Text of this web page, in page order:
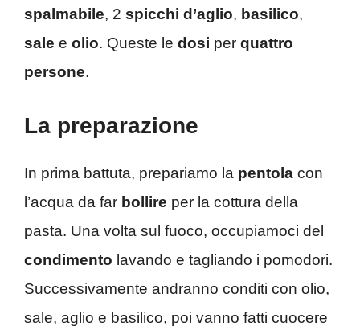
spalmabile, 2 spicchi d’aglio, basilico,
sale e olio. Queste le dosi per quattro
persone.
La preparazione
In prima battuta, prepariamo la pentola con
l’acqua da far bollire per la cottura della
pasta. Una volta sul fuoco, occupiamoci del
condimento lavando e tagliando i pomodori.
Successivamente andranno conditi con olio,
sale, aglio e basilico, poi vanno fatti cuocere